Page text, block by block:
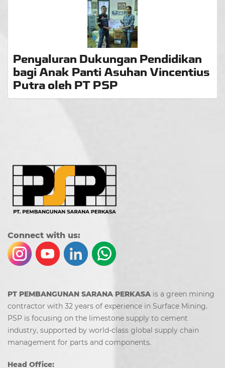
Penyaluran Dukungan Pendidikan
bagi Anak Panti Asuhan Vincentius
Putra oleh PT PSP
Connect with us:
PT PEMBANGUNAN SARANA PERKASA is a green mining
contractor with 32 years of experience in Surface Mining.
PSP is focusing on the limestone supply to cement
industry, supported by world-class global supply chain
management for parts and components.
Head Office: